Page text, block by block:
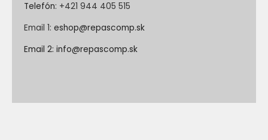
Telefón: +421 944 405 515
Email 1: eshop@repascomp.sk
Email 2: info@repascomp.sk